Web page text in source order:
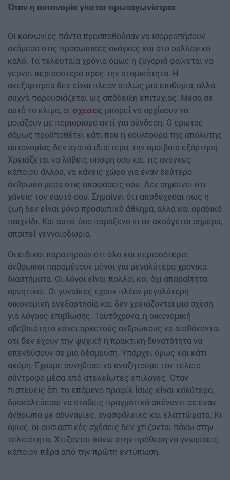
Όταν η αυτονομία γίνεται πρωταγωνίστρια
Οι κοινωνίες πάντα προσπαθούσαν να ισορροπήσουν
ανάμεσα στις προσωπικές ανάγκες και στο συλλογικό
καλό. Τα τελευταία χρόνια όμως η ζυγαριά φαίνεται να
γέρνει περισσότερο προς την ατομικότητα. Η
ανεξαρτησία δεν είναι πλέον απλώς μια επιθυμία, αλλά
συχνά παρουσιάζεται ως απόδειξη επιτυχίας. Μέσα σε
αυτό το κλίμα, οι σχεσεις μπορεί να αρχίσουν να
μοιάζουν με περιορισμό αντί για σύνδεση. Ο ερωτας
σόμως προϋποθέτει κάτι που η κουλτούρα της απόλυτης
αυτονομίας δεν αγαπά ιδιαίτερα, την αμοιβαία εξάρτηση.
Χρειάζεται να λάβεις υπόψη σου και τις ανάγκες
κάποιου άλλου, να κάνεις χώρο για έναν δεύτερο
άνθρωπο μέσα στις αποφάσεις σου. Δεν σημαίνει ότι
χάνεις τον εαυτό σου. Σημαίνει ότι αποδέχεσαι πως η
ζωή δεν είναι μόνο προσωπικό άθλημα, αλλά και ομαδικό
παιχνίδι. Και αυτό, όσο παράξενο κι αν ακούγεται σήμερα,
απαιτεί γενναιοδωρία.
Οι ειδικοί παρατηρούν ότι όλο και περισσότεροι
άνθρωποι παραμένουν μόνοι για μεγαλύτερα χρονικά
διαστήματα. Οι λόγοι είναι πολλοί και όχι απαραίτητα
αρνητικοί. Οι γυναίκες έχουν πλέον μεγαλύτερη
οικονομική ανεξαρτησία και δεν χρειάζονται μια σχέση
για λόγους επιβίωσης. Ταυτόχρονα, η οικονομική
αβεβαιότητα κάνει αρκετούς ανθρώπους να αισθάνονται
ότι δεν έχουν την ψυχική ή πρακτική δυνατότητα να
επενδύσουν σε μια δέσμευση. Υπάρχει όμως και κάτι
ακόμη. Έχουμε συνηθίσει να αναζητούμε τον τέλειο
σύντροφο μέσα από ατελείωτες επιλογές. Όταν
πιστεύεις ότι το επόμενο προφίλ ίσως είναι καλύτερο,
δυσκολεύεσαι να σταθείς πραγματικά απέναντι σε έναν
άνθρωπο με αδυναμίες, ανασφάλειες και ελαττώματα. Κι
όμως, οι ουσιαστικές σχέσεις δεν χτίζονται πάνω στην
τελειότητα. Χτίζονται πάνω στην πρόθεση να γνωρίσεις
κάποιον πέρα από την πρώτη εντύπωση.